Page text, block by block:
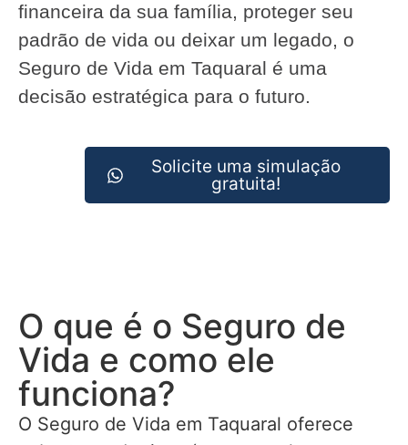
financeira da sua família, proteger seu
padrão de vida ou deixar um legado, o
Seguro de Vida em Taquaral é uma
decisão estratégica para o futuro.
Solicite uma simulação
gratuita!
O que é o Seguro de
Vida e como ele
funciona?
O Seguro de Vida em Taquaral oferece